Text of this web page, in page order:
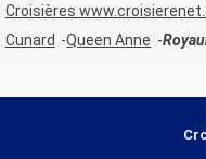
Croisières
Cunard
Queen Anne